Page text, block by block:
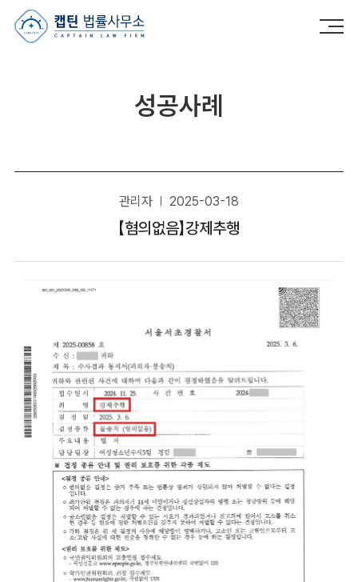
캡틴법률사무소
성공사례
관리자 2025-03-18
【혐의없음】강제추행